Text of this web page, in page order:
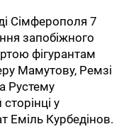
Сімферополя 7
запобіжного
фігурантам
Мамутову, Ремзі
Рустему
у
Еміль Курбедінов.